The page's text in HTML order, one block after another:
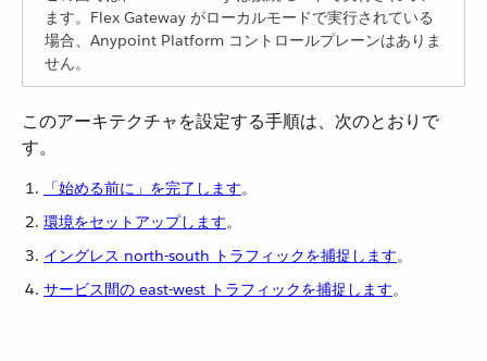
ます。Flex Gateway がローカルモードで実行されている
場合、Anypoint Platform コントロールプレーンはありま
せん。
このアーキテクチャを設定する手順は、次のとおりで
す。
「始める前に」を完了します​。
環境をセットアップします​。
イングレス north-south トラフィックを捕捉します​。
サービス間の east-west トラフィックを捕捉します​。